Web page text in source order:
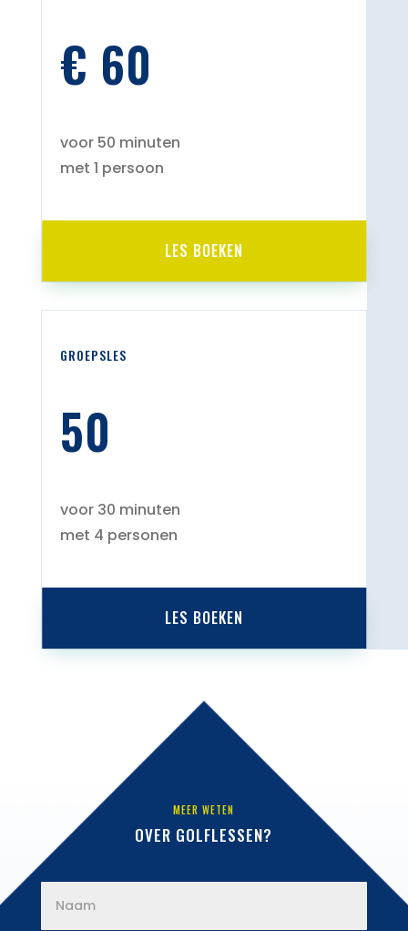
€ 60
voor 50 minuten
met 1 persoon
LES BOEKEN
GROEPSLES
50
voor 30 minuten
met 4 personen
LES BOEKEN
MEER WETEN
OVER GOLFLESSEN?